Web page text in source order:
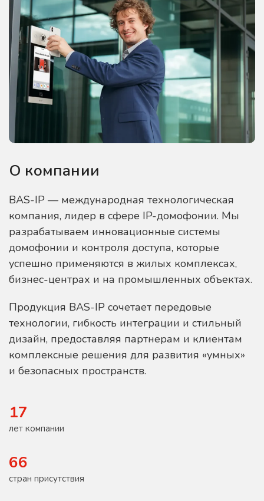
О компании
BAS-IP — международная технологическая
компания, лидер в сфере IP-домофонии. Мы
разрабатываем инновационные системы
домофонии и контроля доступа, которые
успешно применяются в жилых комплексах,
бизнес-центрах и на промышленных объектах.
Продукция BAS-IP сочетает передовые
технологии, гибкость интеграции и стильный
дизайн, предоставляя партнерам и клиентам
комплексные решения для развития «умных»
и безопасных пространств.
17
лет компании
66
стран присутствия